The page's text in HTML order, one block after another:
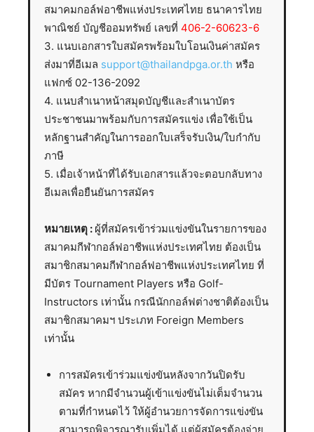
สมาคมกอล์ฟอาชีพแห่งประเทศไทย ธนาคารไทย
พาณิชย์ บัญชีออมทรัพย์ เลขที่ 406-2-60623-6
3. แนบเอกสารใบสมัครพร้อมใบโอนเงินค่าสมัคร
ส่งมาที่อีเมล support@thailandpga.or.th หรือ
แฟกซ์ 02-136-2092
4. แนบสำเนาหน้าสมุดบัญชีและสำเนาบัตร
ประชาชนมาพร้อมกับการสมัครแข่ง เพื่อใช้เป็น
หลักฐานสำคัญในการออกใบเสร็จรับเงิน/ใบกำกับ
ภาษี
5. เมื่อเจ้าหน้าที่ได้รับเอกสารแล้วจะตอบกลับทาง
อีเมลเพื่อยืนยันการสมัคร
หมายเหตุ : ผู้ที่สมัครเข้าร่วมแข่งขันในรายการของ
สมาคมกีฬากอล์ฟอาชีพแห่งประเทศไทย ต้องเป็น
สมาชิกสมาคมกีฬากอล์ฟอาชีพแห่งประเทศไทย ที่
มีบัตร Tournament Players หรือ Golf-
Instructors เท่านั้น กรณีนักกอล์ฟต่างชาติต้องเป็น
สมาชิกสมาคมฯ ประเภท Foreign Members
เท่านั้น
การสมัครเข้าร่วมแข่งขันหลังจากวันปิดรับ
สมัคร หากมีจำนวนผู้เข้าแข่งขันไม่เต็มจำนวน
ตามที่กำหนดไว้ ให้ผู้อำนวยการจัดการแข่งขัน